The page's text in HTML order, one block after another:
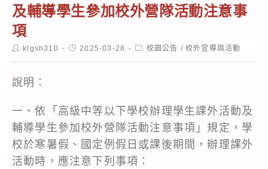
及輔導學生參加校外營隊活動注意事
項
Postklgsh310
Post2025-03-28
Post校園公告 / 校外宣導與活動
說明：
一、依「高級中等以下學校辦理學生課外活動及
輔導學生參加校外營隊活動注意事項」規定，學
校於寒暑假、國定例假日或課後期間，辦理課外
活動時，應注意下列事項：